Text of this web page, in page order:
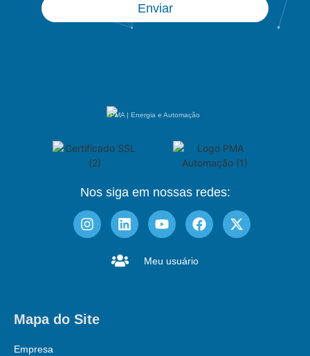
Enviar
PMA | Energia e Automação
Nos siga em nossas redes:
Meu usuário
Mapa do Site
Empresa